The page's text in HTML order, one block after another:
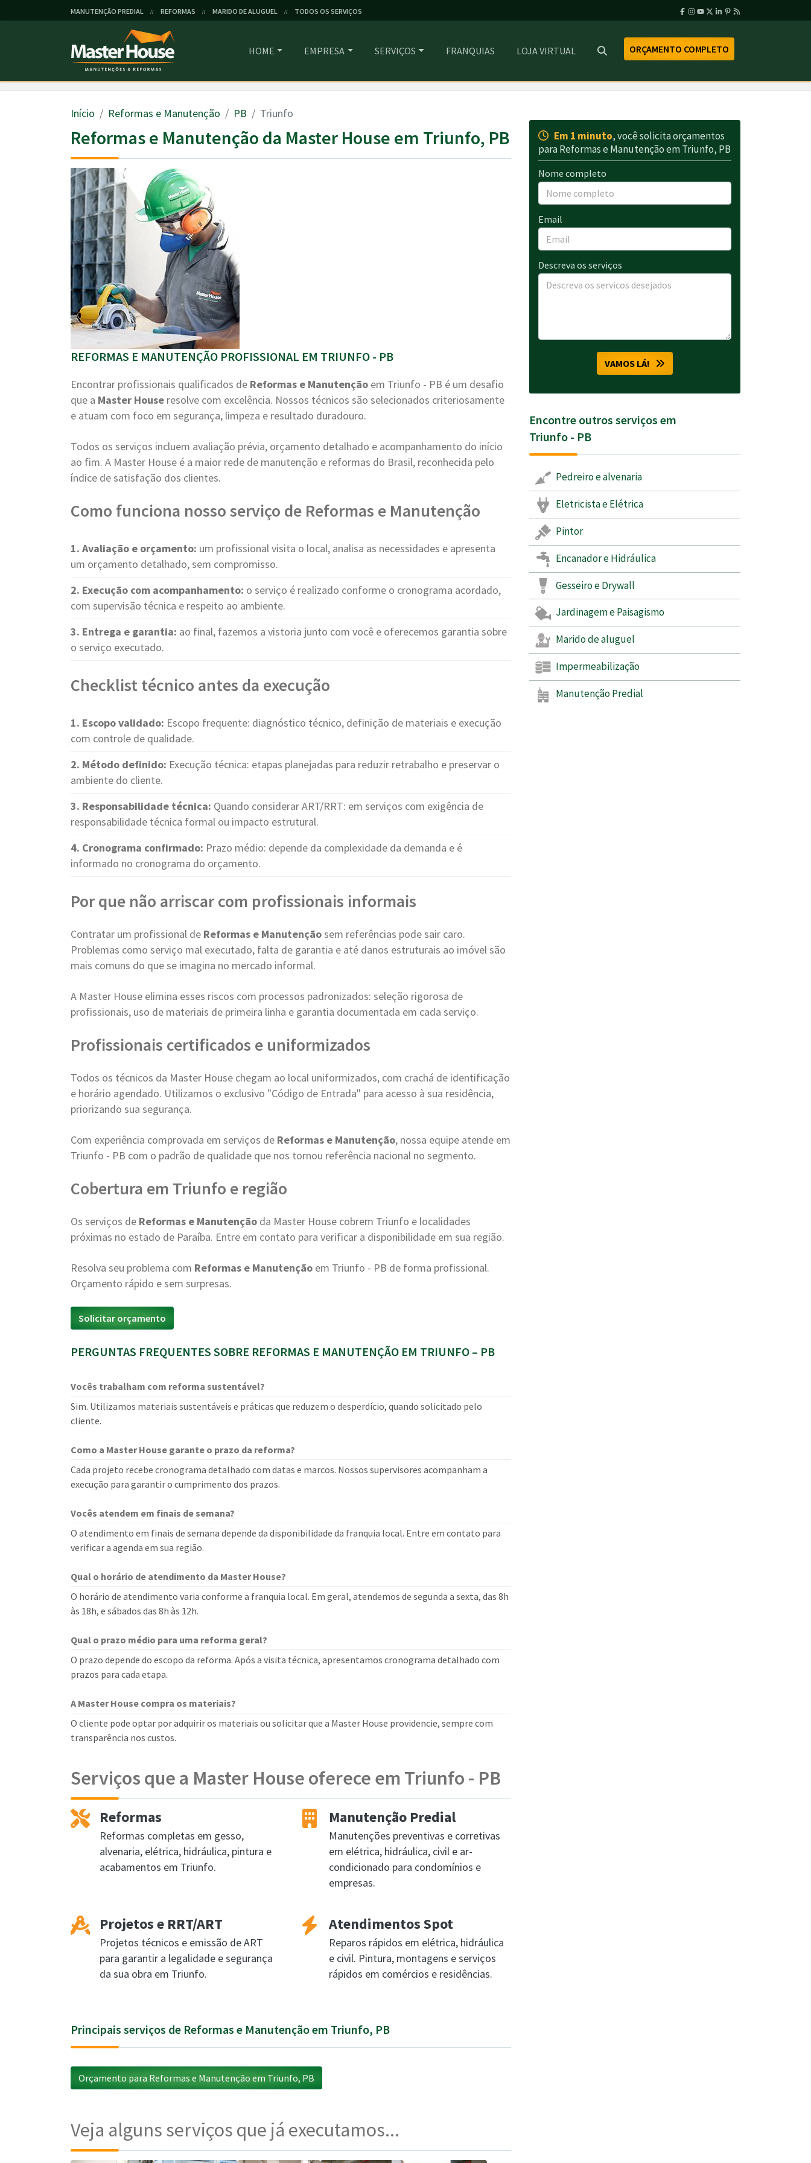
MANUTENÇÃO PREDIAL // REFORMAS // MARIDO DE ALUGUEL // TODOS OS SERVIÇOS
HOME EMPRESA SERVIÇOS FRANQUIAS LOJA VIRTUAL ORÇAMENTO COMPLETO
Início Reformas e Manutenção PB Triunfo
Reformas e Manutenção da Master House em Triunfo, PB
REFORMAS E MANUTENÇÃO PROFISSIONAL EM TRIUNFO - PB
Encontrar profissionais qualificados de Reformas e Manutenção em Triunfo - PB é um desafio
que a Master House resolve com excelência. Nossos técnicos são selecionados criteriosamente
e atuam com foco em segurança, limpeza e resultado duradouro.
Todos os serviços incluem avaliação prévia, orçamento detalhado e acompanhamento do início
ao fim. A Master House é a maior rede de manutenção e reformas do Brasil, reconhecida pelo
índice de satisfação dos clientes.
Como funciona nosso serviço de Reformas e Manutenção
1. Avaliação e orçamento: um profissional visita o local, analisa as necessidades e apresenta
um orçamento detalhado, sem compromisso.
2. Execução com acompanhamento: o serviço é realizado conforme o cronograma acordado,
com supervisão técnica e respeito ao ambiente.
3. Entrega e garantia: ao final, fazemos a vistoria junto com você e oferecemos garantia sobre
o serviço executado.
Checklist técnico antes da execução
1. Escopo validado: Escopo frequente: diagnóstico técnico, definição de materiais e execução
com controle de qualidade.
2. Método definido: Execução técnica: etapas planejadas para reduzir retrabalho e preservar o
ambiente do cliente.
3. Responsabilidade técnica: Quando considerar ART/RRT: em serviços com exigência de
responsabilidade técnica formal ou impacto estrutural.
4. Cronograma confirmado: Prazo médio: depende da complexidade da demanda e é
informado no cronograma do orçamento.
Por que não arriscar com profissionais informais
Contratar um profissional de Reformas e Manutençãosem referências pode sair caro.
Problemas como serviço mal executado, falta de garantia e até danos estruturais ao imóvel são
mais comuns do que se imagina no mercado informal.
A Master House elimina esses riscos com processos padronizados: seleção rigorosa de
profissionais, uso de materiais de primeira linha e garantia documentada em cada serviço.
Profissionais certificados e uniformizados
Todos os técnicos da Master House chegam ao local uniformizados, com crachá de identificação
e horário agendado. Utilizamos o exclusivo "Código de Entrada" para acesso à sua residência,
priorizando sua segurança.
Com experiência comprovada em serviços de Reformas e Manutenção, nossa equipe atende em
Triunfo - PB com o padrão de qualidade que nos tornou referência nacional no segmento.
Cobertura em Triunfo e região
Os serviços de Reformas e Manutenção da Master House cobrem Triunfo e localidades
próximas no estado de Paraíba. Entre em contato para verificar a disponibilidade em sua região.
Resolva seu problema com Reformas e Manutenção em Triunfo - PB de forma profissional.
Orçamento rápido e sem surpresas.
Solicitar orçamento
PERGUNTAS FREQUENTES SOBRE REFORMAS E MANUTENÇÃO EM TRIUNFO – PB
Vocês trabalham com reforma sustentável?
Sim. Utilizamos materiais sustentáveis e práticas que reduzem o desperdício, quando solicitado pelo
cliente.
Como a Master House garante o prazo da reforma?
Cada projeto recebe cronograma detalhado com datas e marcos. Nossos supervisores acompanham a
execução para garantir o cumprimento dos prazos.
Vocês atendem em finais de semana?
O atendimento em finais de semana depende da disponibilidade da franquia local. Entre em contato para
verificar a agenda em sua região.
Qual o horário de atendimento da Master House?
O horário de atendimento varia conforme a franquia local. Em geral, atendemos de segunda a sexta, das 8h
às 18h, e sábados das 8h às 12h.
Qual o prazo médio para uma reforma geral?
O prazo depende do escopo da reforma. Após a visita técnica, apresentamos cronograma detalhado com
prazos para cada etapa.
A Master House compra os materiais?
O cliente pode optar por adquirir os materiais ou solicitar que a Master House providencie, sempre com
transparência nos custos.
Serviços que a Master House oferece em Triunfo - PB
Reformas
Reformas completas em gesso,
alvenaria, elétrica, hidráulica, pintura e
acabamentos em Triunfo.
Manutenção Predial
Manutenções preventivas e corretivas
em elétrica, hidráulica, civil e ar-
condicionado para condomínios e
empresas.
Projetos e RRT/ART
Projetos técnicos e emissão de ART
para garantir a legalidade e segurança
da sua obra em Triunfo.
Atendimentos Spot
Reparos rápidos em elétrica, hidráulica
e civil. Pintura, montagens e serviços
rápidos em comércios e residências.
Principais serviços de Reformas e Manutenção em Triunfo, PB
Orçamento para Reformas e Manutenção em Triunfo, PB
Veja alguns serviços que já executamos...
Em 1 minuto, você solicita orçamentos
para Reformas e Manutenção em Triunfo, PB
Nome completo
Email
Descreva os serviços
VAMOS LÁ!
Encontre outros serviços em
Triunfo - PB
Pedreiro e alvenaria
Eletricista e Elétrica
Pintor
Encanador e Hidráulica
Gesseiro e Drywall
Jardinagem e Paisagismo
Marido de aluguel
Impermeabilização
Manutenção Predial